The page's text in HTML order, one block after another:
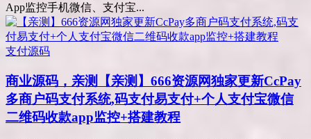
App监控手机微信、支付宝...
支付源码
商业源码，亲测
【亲测】666资源网独家更新CcPay
多商户码支付系统,码支付易支付+个人支付宝微信
二维码收款app监控+搭建教程